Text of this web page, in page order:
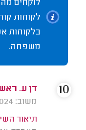
לוקחים
לקוחות
בלקוחות
משפחה.
דן ע.
משוב: 13/01/2024
תיאור
10